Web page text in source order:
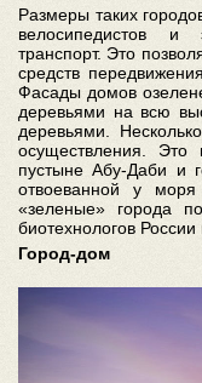
Размеры таких
велосипедистов и
транспорт. Это
средств
Фасады домов
деревьями на всю
деревьями.
осуществления.
пустыне Абу-Даби и
отвоеванной у
«зеленые» города
биотехнологов
Город-дом